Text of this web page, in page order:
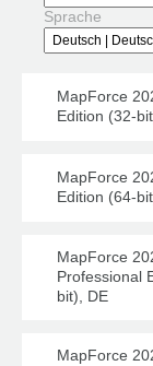
Sprache
MapForce
Edition (32-
MapForce
Edition (64-
MapForce
Professional
bit), DE
MapForce